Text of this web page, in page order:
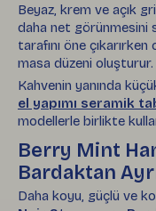
Beyaz, krem ve açık
daha net görünmesini
tarafını öne
masa düzeni oluşturur.
Kahvenin yanında
el yapımı seramik
modellerle birlikte
Berry Mint
Bardaktan
Daha koyu, güçlü ve